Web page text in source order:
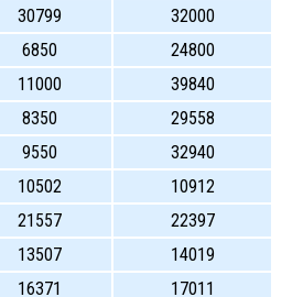
30799
32000
6850
24800
11000
39840
8350
29558
9550
32940
10502
10912
21557
22397
13507
14019
16371
17011